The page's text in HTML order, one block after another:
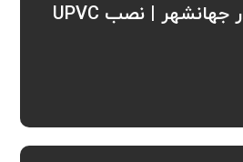
پنجره دوجداره در جهانشهر | نصب UPVC